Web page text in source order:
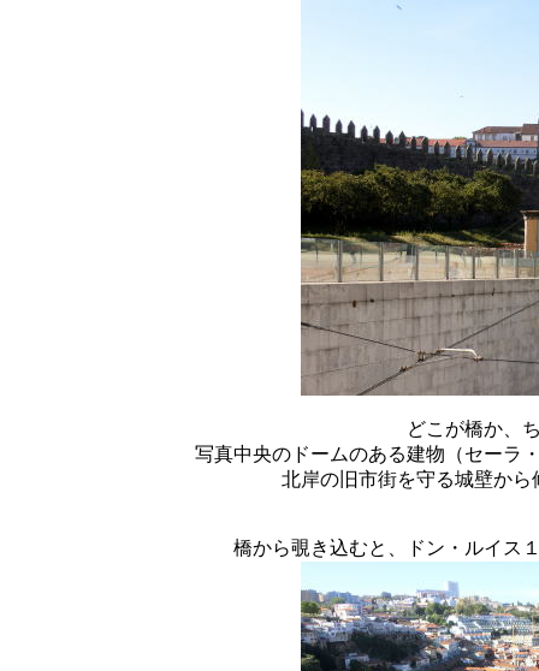
どこが橋か、
写真中央のドームのある建物（セーラ
北岸の旧市街を守る城壁か
橋から覗き込むと、ドン・ルイス